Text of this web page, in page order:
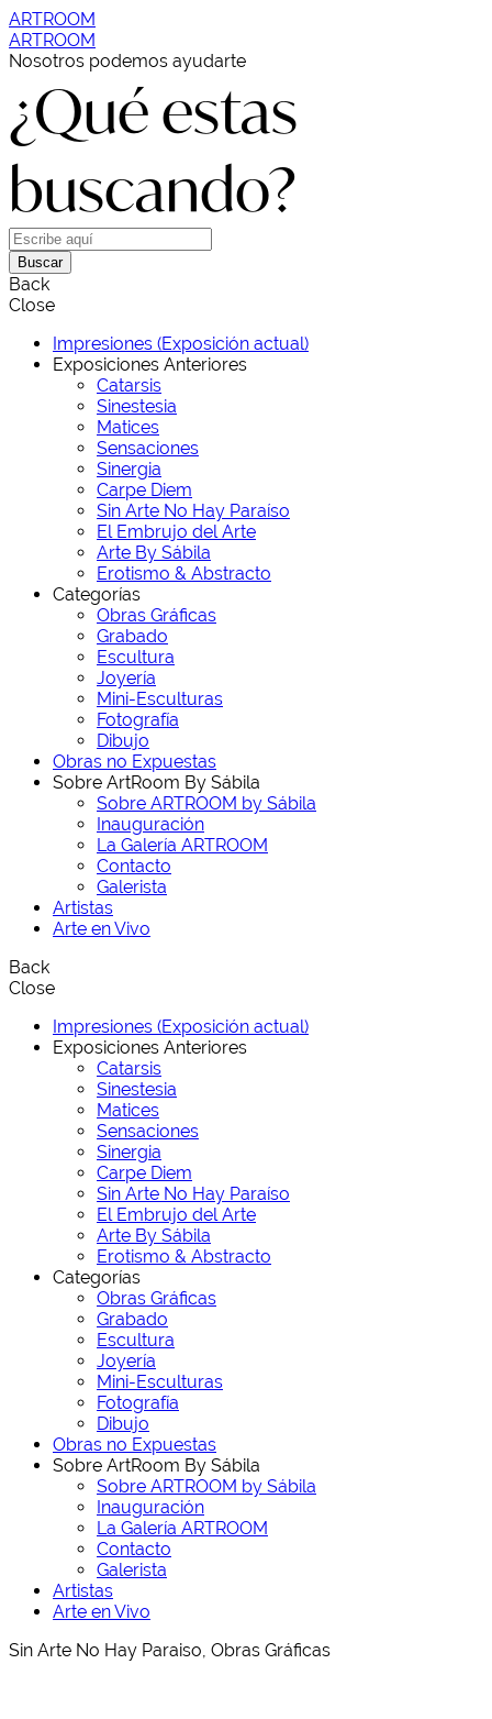
ARTROOM
ARTROOM
Nosotros podemos ayudarte
¿Qué estas
buscando?
Buscar
Back
Close
Impresiones (Exposición actual)
Exposiciones Anteriores
Catarsis
Sinestesia
Matices
Sensaciones
Sinergia
Carpe Diem
Sin Arte No Hay Paraíso
El Embrujo del Arte
Arte By Sábila
Erotismo & Abstracto
Categorías
Obras Gráficas
Grabado
Escultura
Joyería
Mini-Esculturas
Fotografía
Dibujo
Obras no Expuestas
Sobre ArtRoom By Sábila
Sobre ARTROOM by Sábila
Inauguración
La Galería ARTROOM
Contacto
Galerista
Artistas
Arte en Vivo
Back
Close
Impresiones (Exposición actual)
Exposiciones Anteriores
Catarsis
Sinestesia
Matices
Sensaciones
Sinergia
Carpe Diem
Sin Arte No Hay Paraíso
El Embrujo del Arte
Arte By Sábila
Erotismo & Abstracto
Categorías
Obras Gráficas
Grabado
Escultura
Joyería
Mini-Esculturas
Fotografía
Dibujo
Obras no Expuestas
Sobre ArtRoom By Sábila
Sobre ARTROOM by Sábila
Inauguración
La Galería ARTROOM
Contacto
Galerista
Artistas
Arte en Vivo
Sin Arte No Hay Paraiso, Obras Gráficas